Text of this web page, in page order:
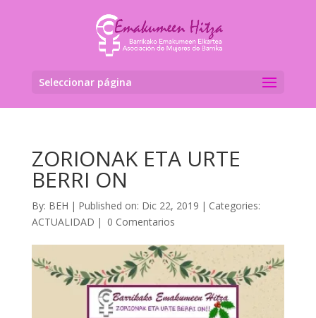
Seleccionar página
ZORIONAK ETA URTE
BERRI ON
By: BEH | Published on: Dic 22, 2019 | Categories:
ACTUALIDAD | 0 Comentarios